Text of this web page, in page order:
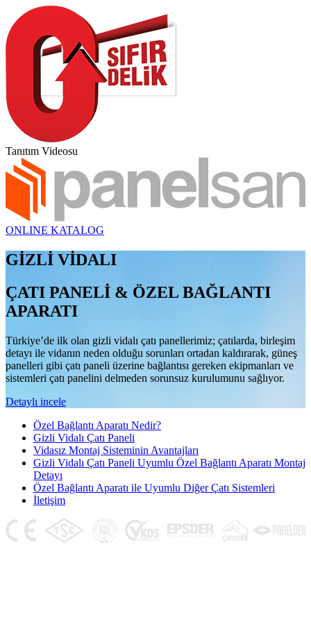
Tanıtım Videosu
ONLINE KATALOG
GİZLİ VİDALI
ÇATI PANELİ & ÖZEL BAĞLANTI
APARATI
Türkiye’de ilk olan gizli vidalı çatı panellerimiz; çatılarda, birleşim
detayı ile vidanın neden olduğu sorunları ortadan kaldırarak, güneş
panelleri gibi çatı paneli üzerine bağlantısı gereken ekipmanları ve
sistemleri çatı panelini delmeden sorunsuz kurulumunu sağlıyor.
Detaylı incele
Özel Bağlantı Aparatı Nedir?
Gizli Vidalı Çatı Paneli
Vidasız Montaj Sisteminin Avantajları
Gizli Vidalı Çatı Paneli Uyumlu Özel Bağlantı Aparatı Montaj
Detayı
Özel Bağlantı Aparatı ile Uyumlu Diğer Çatı Sistemleri
İletişim